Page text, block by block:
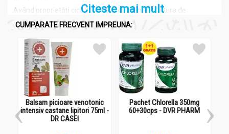
Având proprietăţi cicatrizante şi calmante, tinctura de
gălbenele se recomandă în gastrită hiperacidă, ulcer gastric şi
persoanele anemice, şi reglarea ciclului menstrual.
Extern tinctura de gălbenele se poate folosi, sub formă de
comprese, în răni care se vindecă greu, ca ulceraţii, plăgi cu
puroi, arsuri, degerături, acnee, eczeme, deoarece principiile
active din gălbenele au însuşirea de a stimula circulaţia
sângelui la nivelul ţesuturilor, grăbind astfel cicatrizarea rănilor;
în varice, inflamaţii oculare, panariţiu. Sub formă de gargară şi
spălături se recomandă în gingivite, stomatite, activarea
Citeste mai mult
CUMPARATE FRECVENT IMPREUNA:
Balsam picioare venotonic
intensiv castane lipitori 75ml -
DR CASEI
Pachet Chlorella 350mg
60+30cps - DVR PHARM